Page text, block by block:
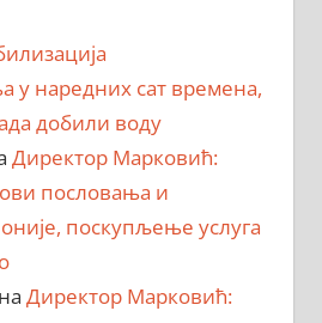
у наредних сат времена,
добили воду
Директор Марковић:
пословања и
поскупљење услуга
Директор Марковић: